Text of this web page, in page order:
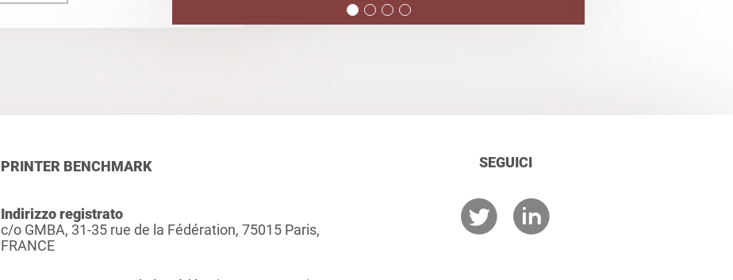
PRINTER BENCHMARK
Indirizzo registrato
c/o GMBA, 31-35 rue de la Fédération, 75015 Paris,
FRANCE
SEGUICI